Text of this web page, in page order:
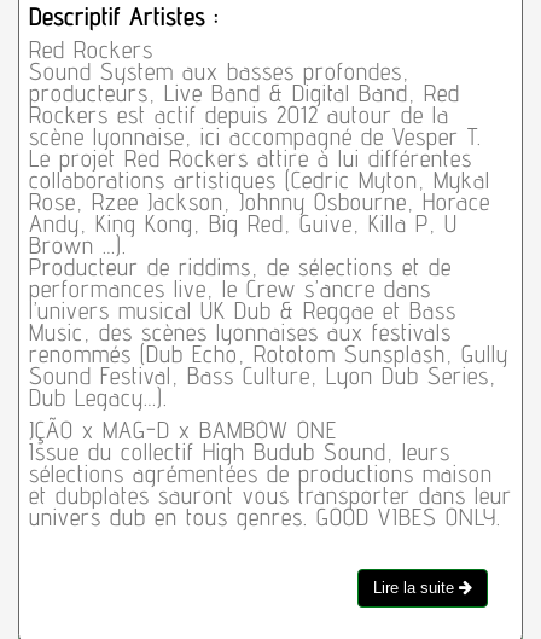
Descriptif Artistes :
Red Rockers
Sound System aux basses profondes,
producteurs, Live Band & Digital Band, Red
Rockers est actif depuis 2012 autour de la
scène lyonnaise, ici accompagné de Vesper T.
Le projet Red Rockers attire à lui différentes
collaborations artistiques (Cedric Myton, Mykal
Rose, Rzee Jackson, Johnny Osbourne, Horace
Andy, King Kong, Big Red, Guive, Killa P, U
Brown …).
Producteur de riddims, de sélections et de
performances live, le Crew s’ancre dans
l’univers musical UK Dub & Reggae et Bass
Music, des scènes lyonnaises aux festivals
renommés (Dub Echo, Rototom Sunsplash, Gully
Sound Festival, Bass Culture, Lyon Dub Series,
Dub Legacy…).
JÇÃO x MAG-D x BAMBOW ONE
Issue du collectif High Budub Sound, leurs
sélections agrémentées de productions maison
et dubplates sauront vous transporter dans leur
univers dub en tous genres. GOOD VIBES ONLY.
Lire la suite